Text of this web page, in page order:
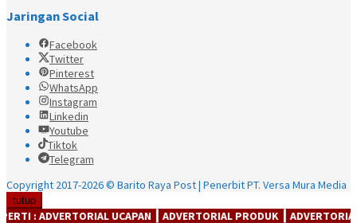
Jaringan Social
Facebook
Twitter
Pinterest
WhatsApp
Instagram
Linkedin
Youtube
Tiktok
Telegram
Copyright 2017-2026 © Barito Raya Post | Penerbit PT. Versa Mura Media
tutup
UCAPAN ┃ ADVERTORIAL PRODUK ┃ ADVERTORIAl JASA ┃